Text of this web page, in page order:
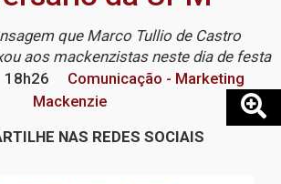
que Marco Tullio de Castro
aos mackenzistas neste dia de festa
18h26
Comunicação - Marketing
Mackenzie
NAS REDES SOCIAIS